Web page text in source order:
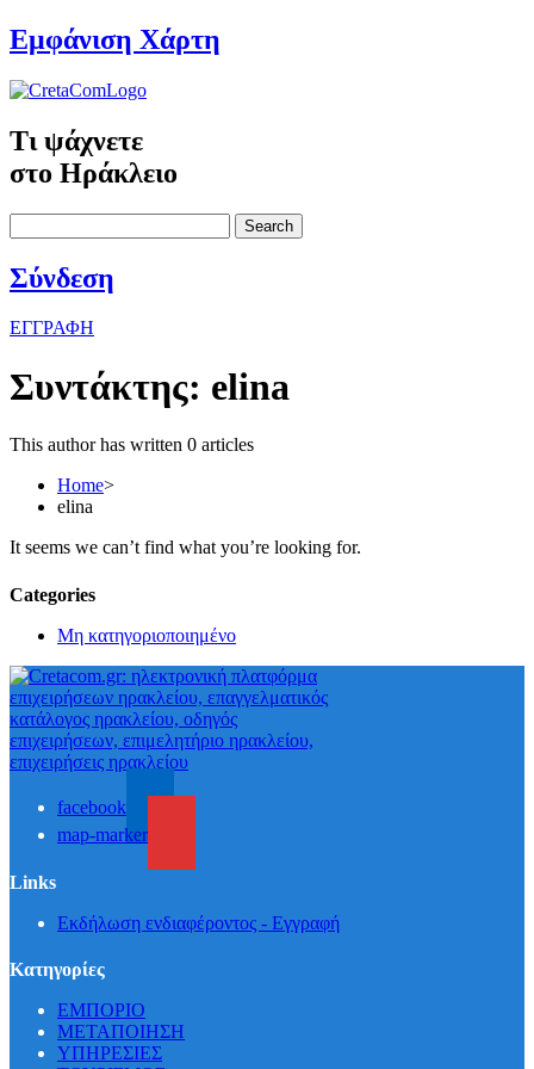
Εμφάνιση Χάρτη
Τι ψάχνετε
στο Ηράκλειο
Search
Σύνδεση
ΕΓΓΡΑΦΗ
Συντάκτης: elina
This author has written 0 articles
Home>
elina
It seems we can’t find what you’re looking for.
Categories
Μη κατηγοριοποιημένο
facebook
map-marker
Links
Εκδήλωση ενδιαφέροντος - Εγγραφή
Κατηγορίες
ΕΜΠΟΡΙΟ
ΜΕΤΑΠΟΙΗΣΗ
ΥΠΗΡΕΣΙΕΣ